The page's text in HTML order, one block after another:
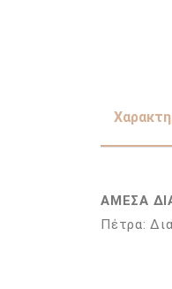
ΑΜΕΣΑ
Πέτρα: